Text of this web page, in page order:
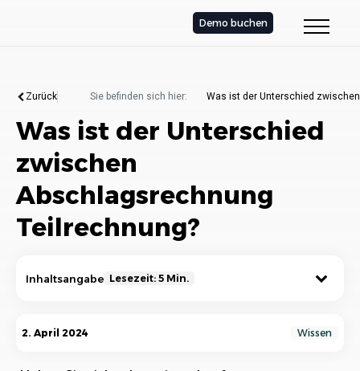
Demo buchen
Zurück Sie befinden sich hier: Was ist der Unterschied
Was ist der Unterschied
zwischen
Abschlagsrechnung
Teilrechnung?
Inhaltsangabe Lesezeit: 5 Min.
Was sind Abschlagsrechnungen und
Teilrechnungen?
2. April 2024 Wissen